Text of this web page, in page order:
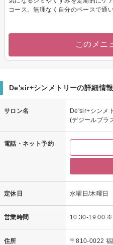
コース。無理なく自分のペースで通
このメニ
De'sir+シンメトリーの詳細情報
サロン名
De'sir+シンメ
(デジールプラ
電話・ネット予約
定休日 水曜日/木曜日
営業時間 10:30-19:00 ※
住所
〒810-0022 福